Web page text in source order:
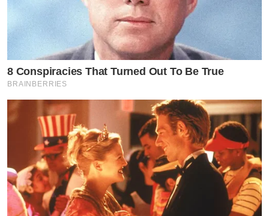
8 Conspiracies That Turned Out To Be True
BRAINBERRIES